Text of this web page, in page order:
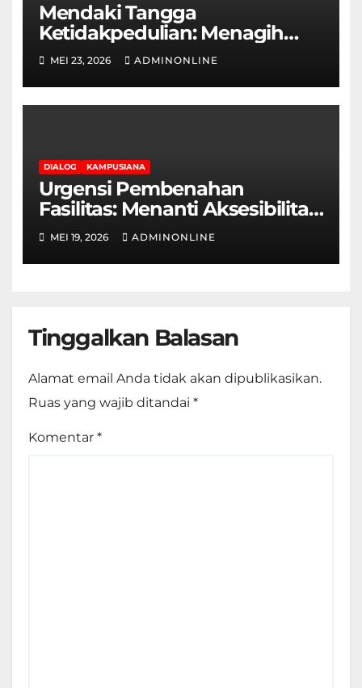
Mendaki Tangga
Ketidakpedulian: Menagih
Hak Disabilitas yang
Terpasung di Selasar Kampus
MEI 23, 2026 ADMINONLINE
DIALOG KAMPUSIANA
Urgensi Pembenahan
Fasilitas: Menanti Aksesibilitas
Ramah Disabilitas di Gedung
Fakultas Teknik
MEI 19, 2026 ADMINONLINE
Tinggalkan Balasan
Alamat email Anda tidak akan dipublikasikan.
Ruas yang wajib ditandai *
Komentar *